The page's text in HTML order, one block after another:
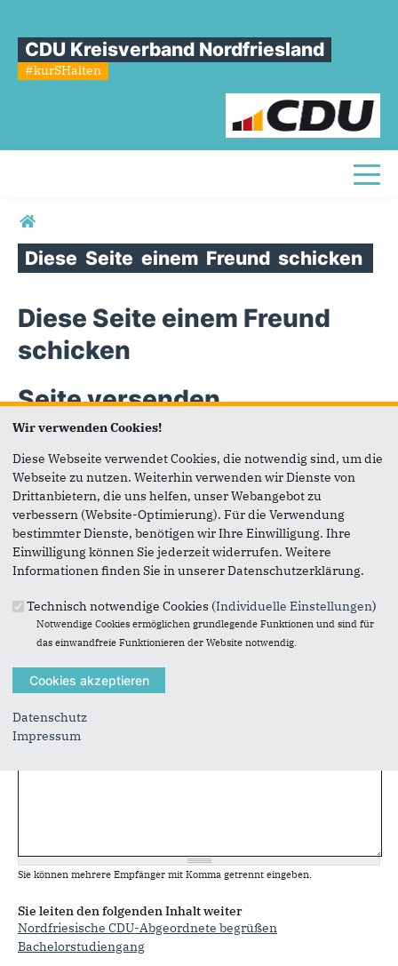
CDU Kreisverband Nordfriesland
#kurSHalten
Sie sind hier
Diese Seite einem Freund schicken
Diese Seite einem Freund
schicken
Seite versenden
weiterempfehlen.
Anmerkung: Ihre E-Mail-Adresse wird benötigt um die
Personen, denen Sie die Seite weiterempfehlen, zu
informieren, von wem die Empfehlung kommt, und dass es
kein Spam ist.
Eigene E-Mail-Adresse*
Eigener Name*
Senden an
Sie können mehrere Empfänger mit Komma getrennt eingeben.
Sie leiten den folgenden Inhalt weiter
Nordfriesische CDU-Abgeordnete begrüßen
Bachelorstudiengang
Wir verwenden Cookies!
Diese Webseite verwendet Cookies, die notwendig sind, um die
Webseite zu nutzen. Weiterhin verwenden wir Dienste von
Drittanbietern, die uns helfen, unser Webangebot zu
verbessern (Website-Optimierung). Für die Verwendung
bestimmter Dienste, benötigen wir Ihre Einwilligung. Ihre
Einwilligung können Sie jederzeit widerrufen. Weitere
Informationen finden Sie in unserer Datenschutzerklärung.
Technisch notwendige Cookies (Individuelle Einstellungen)
Notwendige Cookies ermöglichen grundlegende Funktionen und sind für
das einwandfreie Funktionieren der Website notwendig.
Datenschutz
Impressum